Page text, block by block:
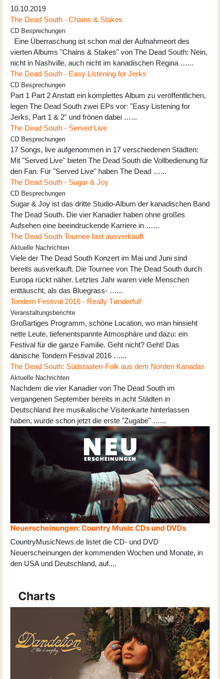
10.10.2019
The Dead South - Chains & Stakes
CD Besprechungen
Eine Überraschung ist schon mal der Aufnahmeort des
vierten Albums "Chains & Stakes" von The Dead South: Nein,
nicht in Nashville, auch nicht im kanadischen Regina …...
The Dead South - Easy Listening for Jerks
CD Besprechungen
Part 1 Part 2 Anstatt ein komplettes Album zu veröffentlichen,
legen The Dead South zwei EPs vor: "Easy Listening for
Jerks, Part 1 & 2" und frönen dabei …...
The Dead South - Served Live
CD Besprechungen
17 Songs, live aufgenommen in 17 verschiedenen Städten:
Mit "Served Live" bieten The Dead South die Vollbedienung für
den Fan. Für "Served Live" haben The Dead …...
The Dead South - Sugar & Joy
CD Besprechungen
Sugar & Joy ist das dritte Studio-Album der kanadischen Band
The Dead South. Die vier Kanadier haben ohne großes
Aufsehen eine beeindruckende Karriere in …...
The Dead South Tournee fast ausverkauft
Aktuelle Nachrichten
Viele der The Dead South Konzert im Mai und Juni sind
bereits ausverkauft. Die Tournee von The Dead South durch
Europa rückt näher. Letztes Jahr waren viele Menschen
enttäuscht, als das Bluegrass- …...
Tondern Festival 2016 - Really Tønderful!
Veranstaltungsberichte
Großartiges Programm, schöne Location, wo man hinsieht
nette Leute, tiefenentspannte Atmosphäre und dazu: ein
Festival für die ganze Familie. Geht nicht? Geht! Das
dänische Tondern Festival 2016 …...
The Dead South: Südstaaten-Folk aus dem Norden Kanadas
Aktuelle Nachrichten
Nachdem die vier Kanadier von The Dead South im
vergangenen September bereits in acht Städten in
Deutschland ihre musikalische Visitenkarte hinterlassen
haben, wurde schon jetzt die erste "Zugabe" …...
Neuerscheinungen: Country Music CDs und DVDs
CountryMusicNews.de listet die CD- und DVD
Neuerscheinungen der kommenden Wochen und Monate, in
den USA und Deutschland, auf....
Charts